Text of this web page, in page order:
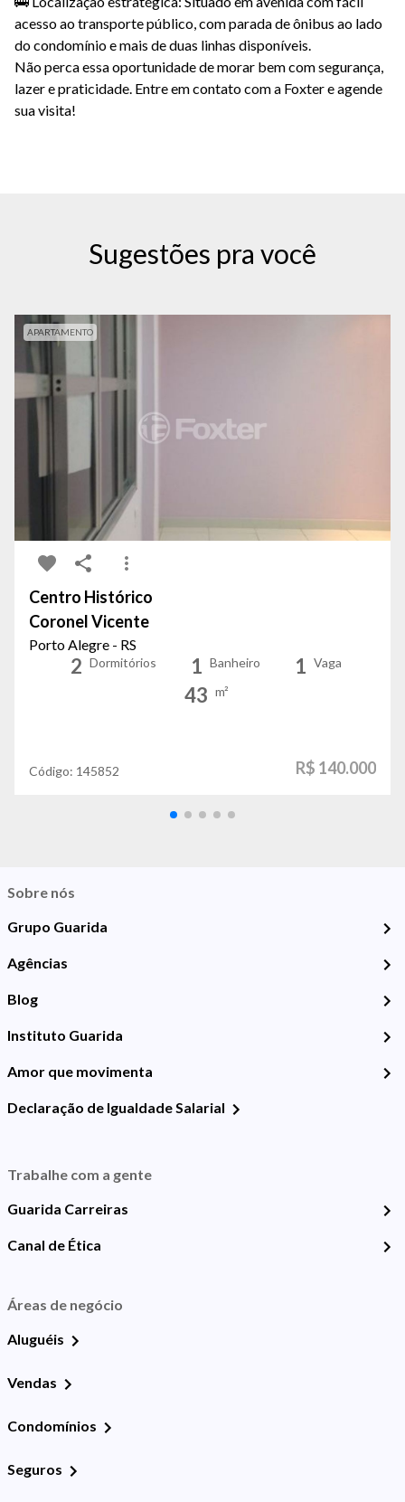
acesso ao transporte público, com parada de ônibus ao lado
do condomínio e mais de duas linhas disponíveis.
Não perca essa oportunidade de morar bem com segurança,
lazer e praticidade. Entre em contato com a Foxter e agende
sua visita!
Sugestões pra você
APARTAMENTO
Centro Histórico
Coronel Vicente
Porto Alegre - RS
2 Dormitórios 1 Banheiro 1 Vaga
43 m²
Código: 145852 R$ 140.000
Sobre nós
Grupo Guarida
Agências
Blog
Instituto Guarida
Amor que movimenta
Declaração de Igualdade Salarial
Trabalhe com a gente
Guarida Carreiras
Canal de Ética
Áreas de negócio
Aluguéis
Vendas
Condomínios
Seguros